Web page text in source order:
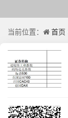
当前位置： 首页